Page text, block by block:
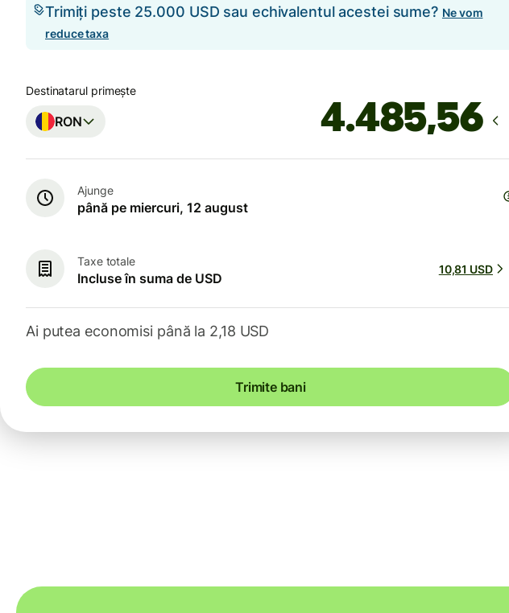
Trimiți peste 25.000 USD sau echivalentul acestei sume? Ne vom
reduce taxa
Destinatarul primește
RON
Ajunge
până pe miercuri, 12 august
Taxe totale
Incluse în suma de USD
10,81 USD
Ai putea economisi până la 2,18 USD
Trimite bani